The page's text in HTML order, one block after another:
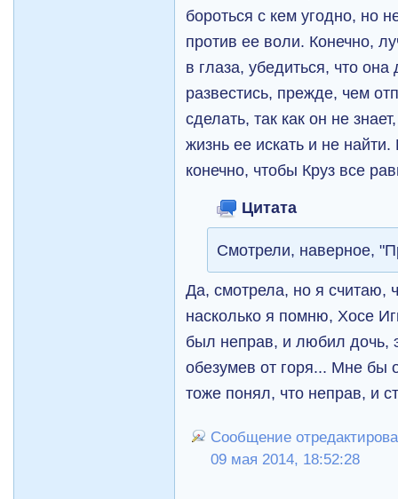
бороться с кем угодно, но
против ее воли. Конечно,
в глаза, убедиться, что она
развестись, прежде, чем
сделать, так как он не
жизнь ее искать и не
конечно, чтобы Круз все
Цитата
Смотрели, наверное,
Да, смотрела, но я считаю,
насколько я помню, Хосе
был неправ, и любил дочь,
обезумев от горя... Мне бы
тоже понял, что неправ, и
Сообщение
09 мая 2014, 18:52:28